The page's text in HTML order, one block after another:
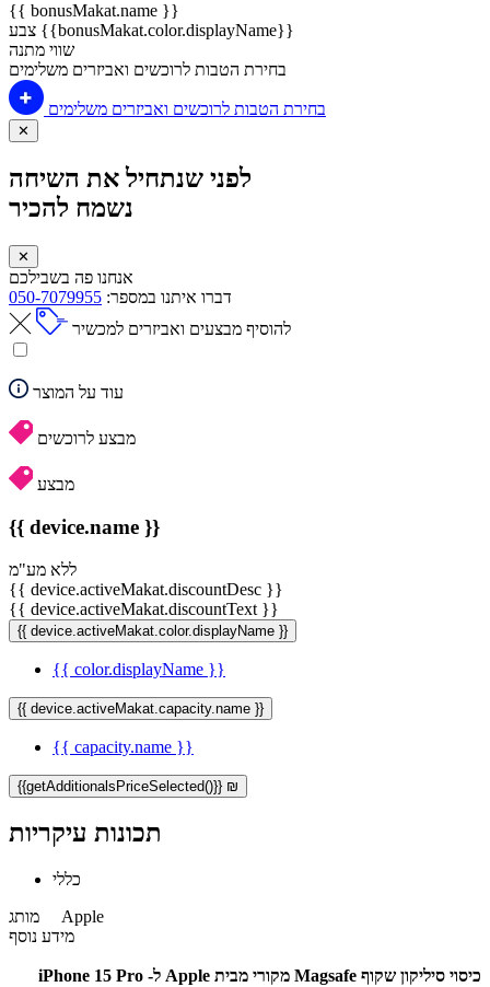
{{ bonusMakat.name }}
צבע {{bonusMakat.color.displayName}}
שווי מתנה
בחירת הטבות לרוכשים ואביזרים משלימים
בחירת הטבות לרוכשים ואביזרים משלימים
✕
לפני שנתחיל את השיחה
נשמח להכיר
✕
אנחנו פה בשבילכם
דברו איתנו במספר: 050-7079955
להוסיף מבצעים ואביזרים למכשיר
עוד על המוצר
מבצע לרוכשים
מבצע
{{ device.name }}
ללא מע"מ
{{ device.activeMakat.discountDesc }}
{{ device.activeMakat.discountText }}
{{ device.activeMakat.color.displayName }}
{{ color.displayName }}
{{ device.activeMakat.capacity.name }}
{{ capacity.name }}
{{getAdditionalsPriceSelected()}} ₪
תכונות עיקריות
כללי
מותג Apple
מידע נוסף
כיסוי סיליקון שקוף Magsafe מקורי מבית Apple ל- iPhone 15 Pro